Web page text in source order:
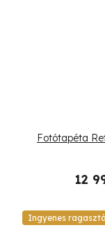
Fotótapéta
12
Ingyenes ragasztó